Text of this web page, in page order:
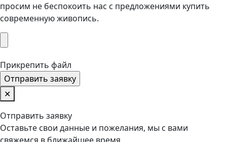
просим не беспокоить нас с предложениями купить
современную живопись.
Прикрепить файл
✕
Отправить заявку
Оставьте свои данные и пожелания, мы с вами